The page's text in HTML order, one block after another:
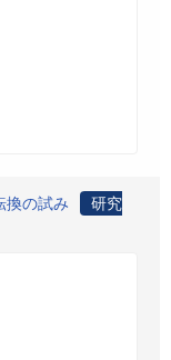
換の試み
研究